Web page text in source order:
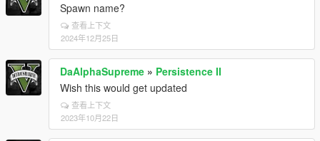
Spawn name?
查看上下文
2024年12月25日
DaAlphaSupreme » Persistence II
Wish this would get updated
查看上下文
2023年10月22日